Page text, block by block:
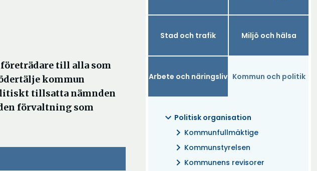
Stad och trafik Miljö och hälsa
Arbete och näringsliv Kommun och politik
expand_more Politisk organisation
chevron_right Kommunfullmäktige
chevron_right Kommunstyrelsen
chevron_right Kommunens revisorer
till alla som
kommun
tillsatta nämnden
förvaltning som